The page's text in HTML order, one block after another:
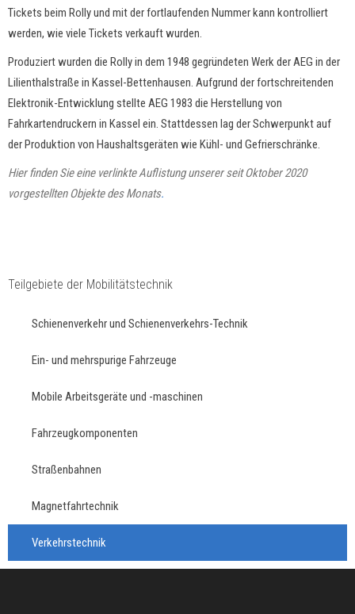
Tickets beim Rolly und mit der fortlaufenden Nummer kann kontrolliert
werden, wie viele Tickets verkauft wurden.
Produziert wurden die Rolly in dem 1948 gegründeten Werk der AEG in der
Lilienthalstraße in Kassel-Bettenhausen. Aufgrund der fortschreitenden
Elektronik-Entwicklung stellte AEG 1983 die Herstellung von
Fahrkartendruckern in Kassel ein. Stattdessen lag der Schwerpunkt auf
der Produktion von Haushaltsgeräten wie Kühl- und Gefrierschränke.
Hier finden Sie eine verlinkte Auflistung unserer seit Oktober 2020
vorgestellten Objekte des Monats.
Teilgebiete der Mobilitätstechnik
Schienenverkehr und Schienenverkehrs-Technik
Ein- und mehrspurige Fahrzeuge
Mobile Arbeitsgeräte und -maschinen
Fahrzeugkomponenten
Straßenbahnen
Magnetfahrtechnik
Verkehrstechnik